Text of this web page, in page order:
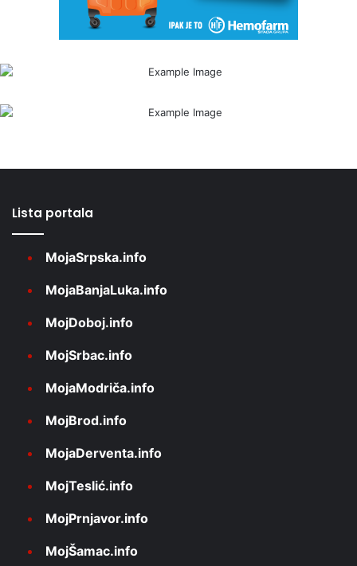
Lista portala
MojaSrpska.info
MojaBanjaLuka.info
MojDoboj.info
MojSrbac.info
MojaModriča.info
MojBrod.info
MojaDerventa.info
MojTeslić.info
MojPrnjavor.info
MojŠamac.info